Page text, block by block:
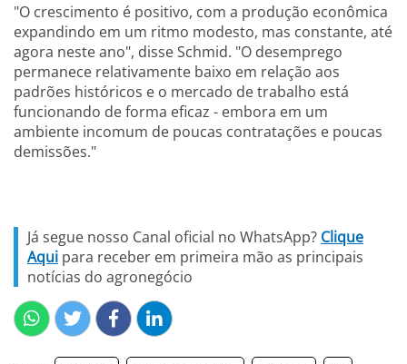
"O crescimento é positivo, com a produção econômica
expandindo em um ritmo modesto, mas constante, até
agora neste ano", disse Schmid. "O desemprego
permanece relativamente baixo em relação aos
padrões históricos e o mercado de trabalho está
funcionando de forma eficaz - embora em um
ambiente incomum de poucas contratações e poucas
demissões."
Já segue nosso Canal oficial no WhatsApp? Clique
Aqui para receber em primeira mão as principais
notícias do agronegócio